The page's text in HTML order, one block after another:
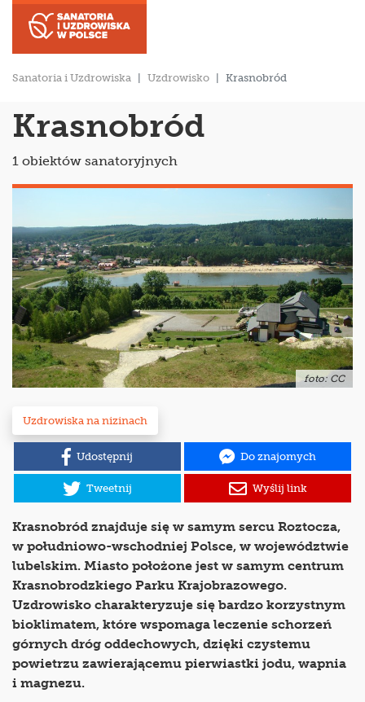
Sanatoria i Uzdrowiska Uzdrowisko Krasnobród
Krasnobród
1 obiektów sanatoryjnych
foto: CC
Uzdrowiska na nizinach
Udostępnij Do znajomych
Tweetnij Wyślij link
Krasnobród znajduje się w samym sercu Roztocza,
w południowo-wschodniej Polsce, w województwie
lubelskim. Miasto położone jest w samym centrum
Krasnobrodzkiego Parku Krajobrazowego.
Uzdrowisko charakteryzuje się bardzo korzystnym
bioklimatem, które wspomaga leczenie schorzeń
górnych dróg oddechowych, dzięki czystemu
powietrzu zawierającemu pierwiastki jodu, wapnia
i magnezu.